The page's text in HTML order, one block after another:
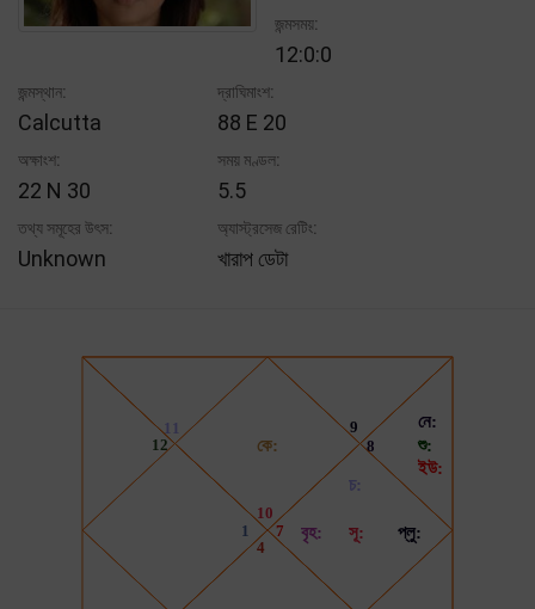
জন্মসময়:
12:0:0
জন্মস্থান:
Calcutta
দ্রাঘিমাংশ:
88 E 20
অক্ষাংশ:
22 N 30
সময় মণ্ডল:
5.5
তথ্য সমূহের উৎস:
Unknown
অ্যাস্ট্রসেজ রেটিং:
খারাপ ডেটা